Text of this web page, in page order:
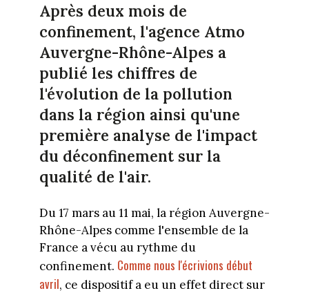
Après deux mois de
confinement, l'agence Atmo
Auvergne-Rhône-Alpes a
publié les chiffres de
l'évolution de la pollution
dans la région ainsi qu'une
première analyse de l'impact
du déconfinement sur la
qualité de l'air.
Du 17 mars au 11 mai, la région Auvergne-
Rhône-Alpes comme l'ensemble de la
France a vécu au rythme du
confinement. Comme nous l'écrivions début
avril, ce dispositif a eu un effet direct sur